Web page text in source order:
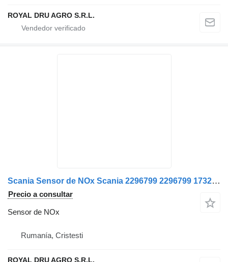
ROYAL DRU AGRO S.R.L.
Scania Sensor de NOx Scania 2296799 2296799 1732461 1782596 15 para camión
Precio a consultar
Sensor de NOx
Rumanía, Cristesti
ROYAL DRU AGRO S.R.L.